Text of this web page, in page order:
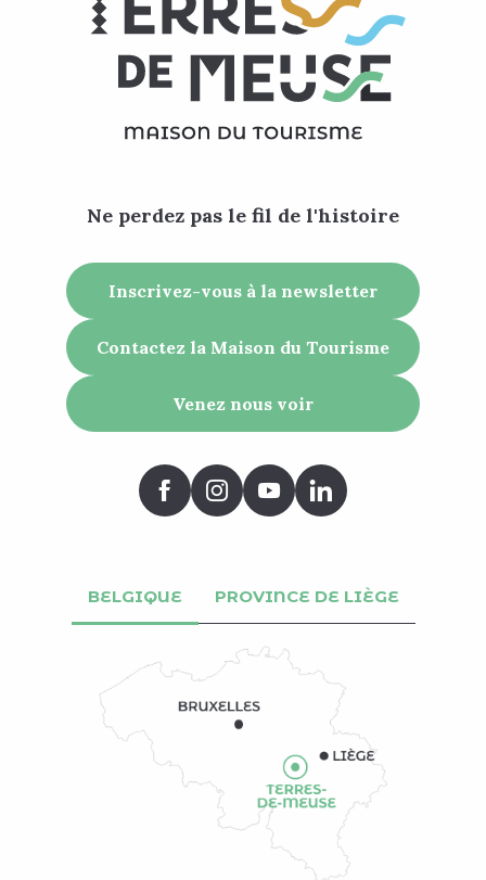
Ne perdez pas le fil de l'histoire
Inscrivez-vous à la newsletter
Contactez la Maison du Tourisme
Venez nous voir
BELGIQUE PROVINCE DE LIÈGE